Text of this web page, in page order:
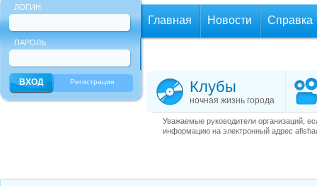
ЛОГИН
ПАРОЛЬ
Регистрация
Главная Новости Справка
Клубы
ночная жизнь города
Уважаемые руководители организаций,
информацию на электронный адрес